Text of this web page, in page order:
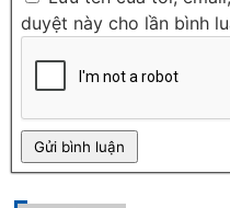
duyệt này cho lần bình